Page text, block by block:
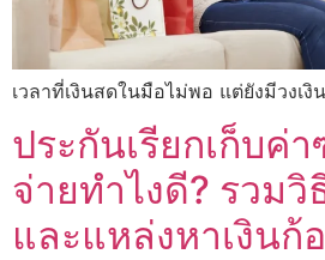
เวลาที่เงินสดในมือไม่พอ แต่ยังมีวงเ
ประกันเรียกเก็บค่
จ่ายทำไงดี? รวม
และแหล่งหาเงินก้